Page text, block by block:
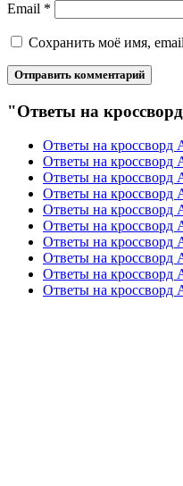
Email *
Сохранить моё имя,
"Ответы на
Ответы на кроссворд
Ответы на кроссворд
Ответы на кроссворд
Ответы на кроссворд
Ответы на кроссворд
Ответы на кроссворд
Ответы на кроссворд
Ответы на кроссворд
Ответы на кроссворд
Ответы на кроссворд